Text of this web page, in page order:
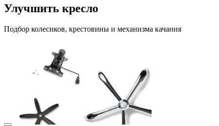
Улучшить кресло
Подбор колесиков, крестовины и механизма качания